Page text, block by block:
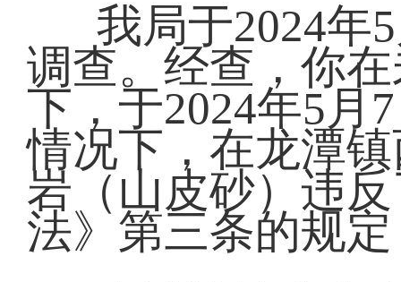
我局于2024年
调查。经查，你
下，于2024年5月
情况下，在龙潭
岩（山皮砂）违
法》第三条的规